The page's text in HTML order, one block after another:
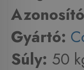
Gyártó:
Súly: 50